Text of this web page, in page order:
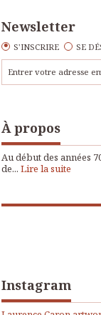
Newsletter
S'INSCRIRE SE
À propos
Au début des années
de... Lire la suite
Instagram